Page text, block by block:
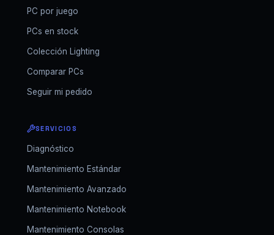
PC por juego
PCs en stock
Colección Lighting
Comparar PCs
Seguir mi pedido
SERVICIOS
Diagnóstico
Mantenimiento Estándar
Mantenimiento Avanzado
Mantenimiento Notebook
Mantenimiento Consolas